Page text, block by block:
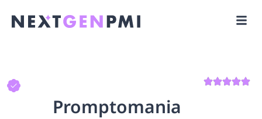
Promptomania